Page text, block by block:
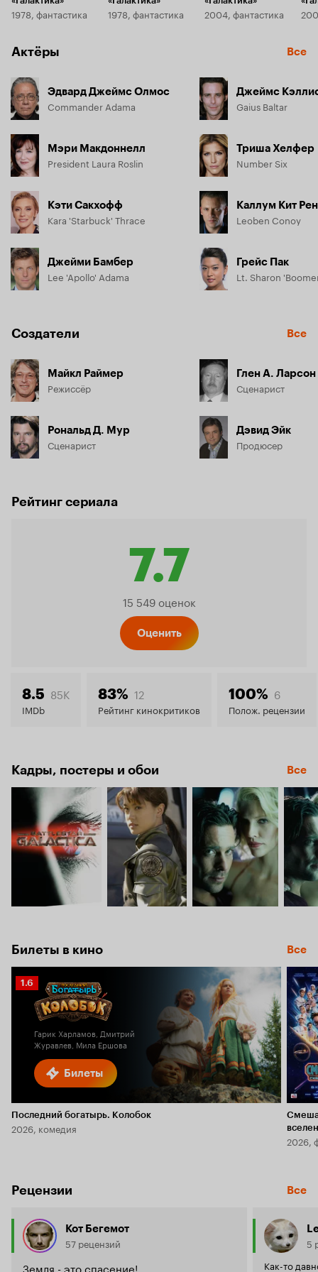
1978, фантастика 1978, фантастика 2004, фантастика
Актёры Все
Эдвард Джеймс Олмос
Commander Adama
Мэри Макдоннелл
President Laura Roslin
Кэти Сакхофф
Kara 'Starbuck' Thrace
Джейми Бамбер
Lee 'Apollo' Adama
Джеймс
Gaius Baltar
Триша Хелфер
Number Six
Каллум Кит
Leoben Conoy
Грейс Пак
Lt. Sharon
Создатели Все
Майкл Раймер
Режиссёр
Рональд Д. Мур
Сценарист
Глен А. Ларсон
Сценарист
Дэвид Эйк
Продюсер
Рейтинг сериала
7.7
Рейтинг
7.7
15 549 оценок
Оценить
8.5 85K
IMDb
83% 12
Рейтинг кинокритиков
100% 6
Полож. рецензии
Кадры, постеры и обои Все
Билеты в кино Все
Билеты
Рейтинг
Кинопоиска
1.6
Гарик Харламов, Дмитрий
Журавлев, Мила Ершова
Последний богатырь. Колобок
2026, комедия
2026,
Рецензии Все
Кот Бегемот
57 рецензий
Земля - это спасение!
5
Как-то